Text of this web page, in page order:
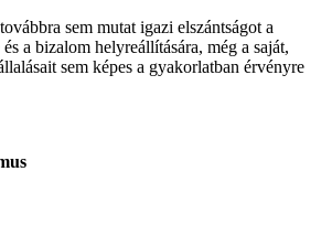
sem mutat igazi elszántságot a
a bizalom helyreállítására, még a saját,
sem képes a gyakorlatban érvényre